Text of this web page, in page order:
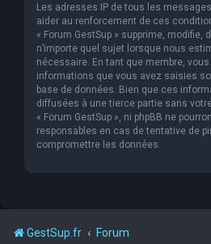
Les adresses IP de tous les
aider au renforcement de ces
« Forum GestSup » supprime, modifie,
n’importe quel sujet lorsque nous
nécessaire. En tant que membre,
informations que vous avez saisies
base de données. Bien que ces
diffusées à une tierce partie sans
« Forum GestSup », ni phpBB ne
responsables en cas de tentative de
compromettre les données.
GestSup.fr Forum